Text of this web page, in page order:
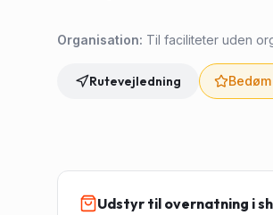
Organisation: Til faciliteter uden
Rutevejledning
Udstyr til overnatning i